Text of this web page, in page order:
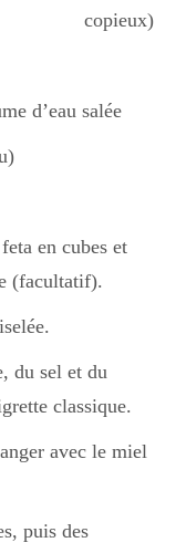
copieux)
d’eau salée
en cubes et
(facultatif).
du sel et du
classique.
avec le miel
puis des